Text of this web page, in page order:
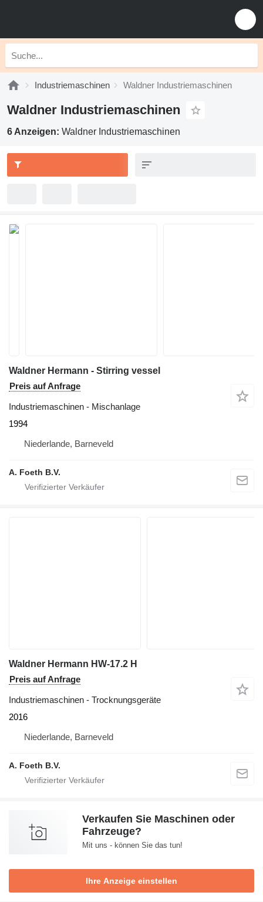
Industriemaschinen Waldner Industriemaschinen
Waldner Industriemaschinen
6 Anzeigen: Waldner Industriemaschinen
Waldner Hermann - Stirring vessel
Preis auf Anfrage
Industriemaschinen - Mischanlage
1994
Niederlande, Barneveld
A. Foeth B.V.
Waldner Hermann HW-17.2 H
Preis auf Anfrage
Industriemaschinen - Trocknungsgeräte
2016
Niederlande, Barneveld
A. Foeth B.V.
Verkaufen Sie Maschinen oder
Fahrzeuge?
Mit uns - können Sie das tun!
Ihre Anzeige einstellen